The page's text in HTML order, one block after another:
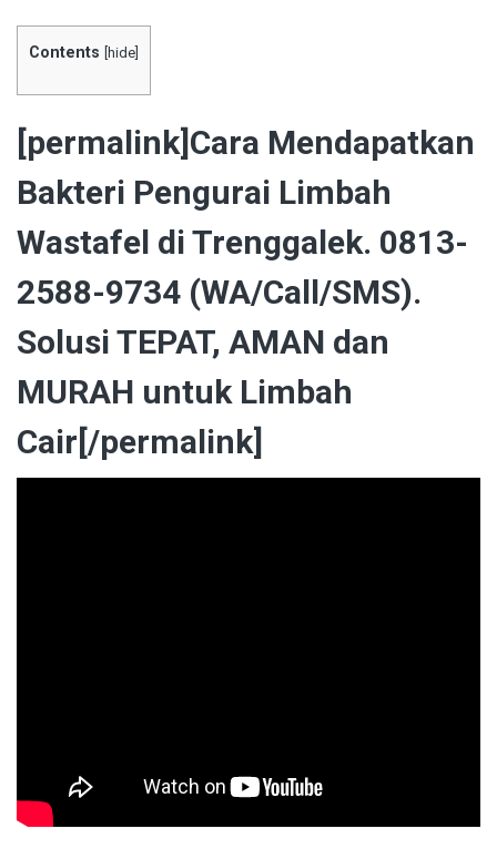
Contents hide
[permalink]Cara Mendapatkan
Bakteri Pengurai Limbah
Wastafel di Trenggalek. 0813-
2588-9734 (WA/Call/SMS).
Solusi TEPAT, AMAN dan
MURAH untuk Limbah
Cair[/permalink]